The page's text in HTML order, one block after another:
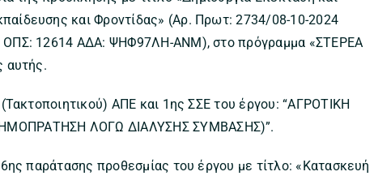
και Φροντίδας» (Αρ. Πρωτ: 2734/08-10-2024
12614 ΑΔΑ: ΨΗΦ97ΛΗ-ΑΝΜ), στο πρόγραμμα «ΣΤΕΡΕΑ
αυτής.
ΑΠΕ και 1ης ΣΣΕ του έργου: “ΑΓΡΟΤΙΚΗ
ΛΟΓΩ ΔΙΑΛΥΣΗΣ ΣΥΜΒΑΣΗΣ)”.
παράτασης προθεσμίας του έργου με τίτλο: «Κατασκευή